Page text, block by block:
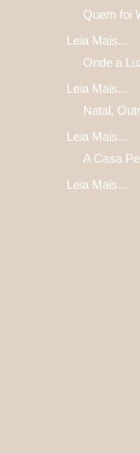
Quem foi
Leia Mais...
Onde a
Leia Mais...
Natal,
Leia Mais...
A Casa
Leia Mais...